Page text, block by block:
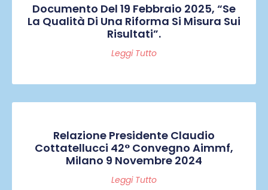
Documento Del 19 Febbraio 2025, “Se
La Qualità Di Una Riforma Si Misura Sui
Risultati”.
Leggi Tutto
Relazione Presidente Claudio
Cottatellucci 42° Convegno Aimmf,
Milano 9 Novembre 2024
Leggi Tutto